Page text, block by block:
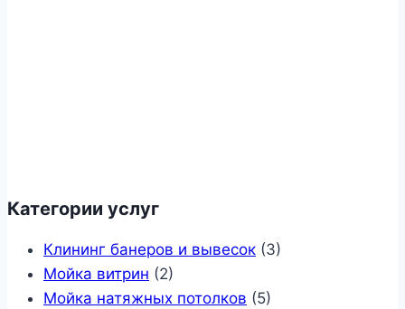
Категории услуг
Клининг банеров и вывесок (3)
Мойка витрин (2)
Мойка натяжных потолков (5)